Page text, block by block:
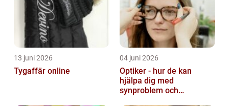
13 juni 2026
Tygaffär online
04 juni 2026
Optiker - hur de kan
hjälpa dig med
synproblem och